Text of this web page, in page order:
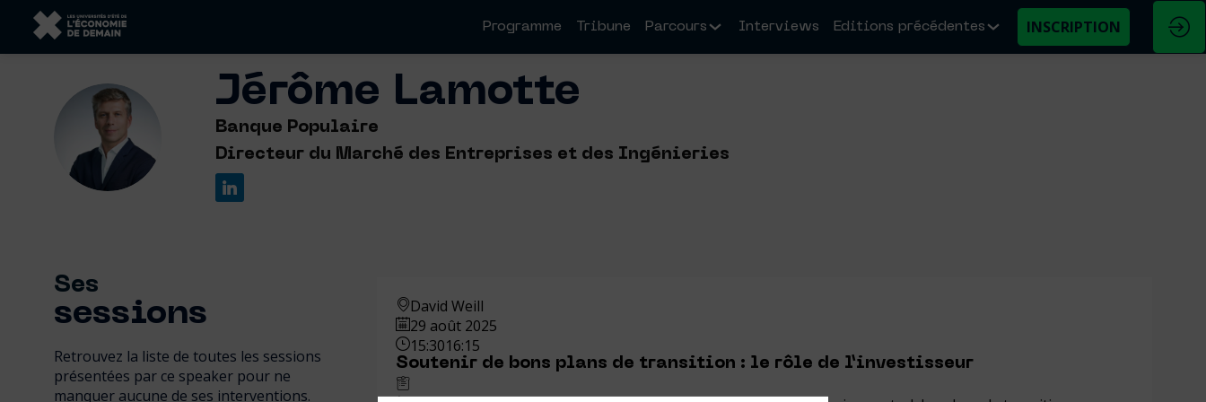
Programme Tribune Parcours Interviews Editions précédentes INSCRIPTION
JL
Jérôme Lamotte
Banque Populaire
Directeur du Marché des Entreprises et des Ingénieries
Ses
sessions
Retrouvez la liste de toutes les sessions
présentées par ce speaker pour ne
manquer aucune de ses interventions.
David Weill
29 août 2025
15:3016:15
Soutenir de bons plans de transition : le rôle de l’investisseur